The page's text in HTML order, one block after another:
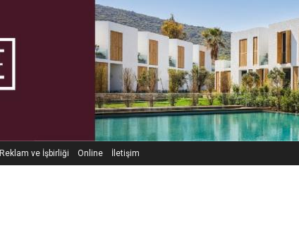
Reklam ve İşbirliği Online İletişim